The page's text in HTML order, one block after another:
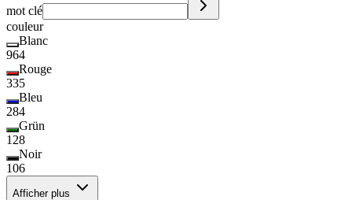
mot clé
couleur
Blanc
964
Rouge
335
Bleu
284
Grün
128
Noir
106
Afficher plus